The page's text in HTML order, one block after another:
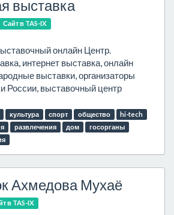
выставка
Сайт в TAS-IX
онлайн Центр.
интернет выставка, онлайн
выставки, организаторы
России, выставочный центр
культура спорт общество
hi-tech
развлечения дом
госорганы
Ахмедова Мухаё
в TAS-IX